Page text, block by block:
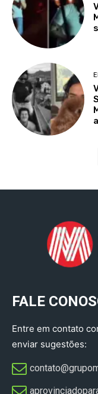
FALE
Entre em contato
enviar sugestões: